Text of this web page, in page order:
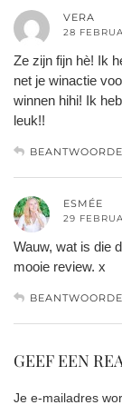
VERA
28
Ze zijn fijn hè! Ik
net je winactie
winnen hihi! Ik
leuk!!
ESMÉE
29
Wauw, wat is die
mooie review. x
GEEF EEN
Je e-mailadres